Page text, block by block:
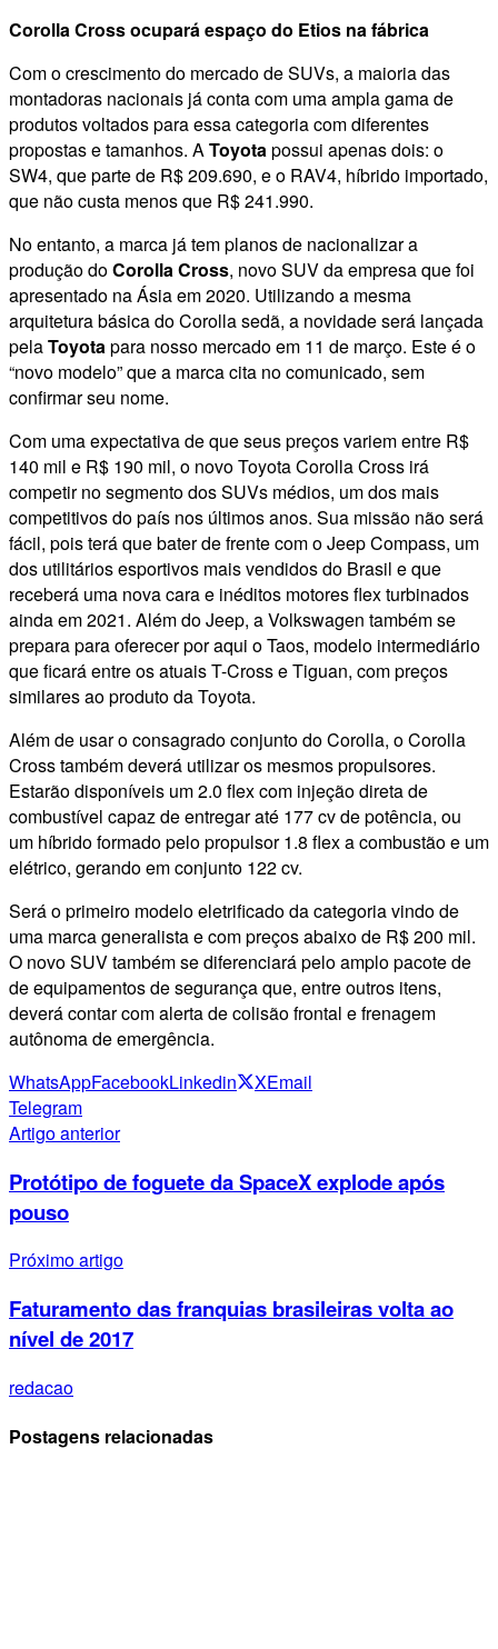
Corolla Cross ocupará espaço do Etios na fábrica
Com o crescimento do mercado de SUVs, a maioria das
montadoras nacionais já conta com uma ampla gama de
produtos voltados para essa categoria com diferentes
propostas e tamanhos. AToyotapossui apenas dois: o
SW4, que parte de R$ 209.690, e o RAV4, híbrido importado,
que não custa menos que R$ 241.990.
No entanto, a marca já tem planos de nacionalizar a
produção doCorolla Cross, novo SUV da empresa que foi
apresentado na Ásia em 2020. Utilizando a mesma
arquitetura básica do Corolla sedã, a novidade será lançada
pelaToyotapara nosso mercado em 11 de março. Este é o
“novo modelo” que a marca cita no comunicado, sem
confirmar seu nome.
Com uma expectativa de que seus preços variem entre R$
140 mil e R$ 190 mil, o novo Toyota Corolla Cross irá
competir no segmento dos SUVs médios, um dos mais
competitivos do país nos últimos anos. Sua missão não será
fácil, pois terá que bater de frente com o Jeep Compass, um
dos utilitários esportivos mais vendidos do Brasil e que
receberá uma nova cara e inéditos motores flex turbinados
ainda em 2021. Além do Jeep, a Volkswagen também se
prepara para oferecer por aqui o Taos, modelo intermediário
que ficará entre os atuais T-Cross e Tiguan, com preços
similares ao produto da Toyota.
Além de usar o consagrado conjunto do Corolla, o Corolla
Cross também deverá utilizar os mesmos propulsores.
Estarão disponíveis um 2.0 flex com injeção direta de
combustível capaz de entregar até 177 cv de potência, ou
um híbrido formado pelo propulsor 1.8 flex a combustão e um
elétrico, gerando em conjunto 122 cv.
Será o primeiro modelo eletrificado da categoria vindo de
uma marca generalista e com preços abaixo de R$ 200 mil.
O novo SUV também se diferenciará pelo amplo pacote de
de equipamentos de segurança que, entre outros itens,
deverá contar com alerta de colisão frontal e frenagem
autônoma de emergência.
WhatsAppFacebookLinkedin XEmail
Telegram
Artigo anterior
Protótipo de foguete da SpaceX explode após
pouso
Próximo artigo
Faturamento das franquias brasileiras volta ao
nível de 2017
redacao
Postagens relacionadas